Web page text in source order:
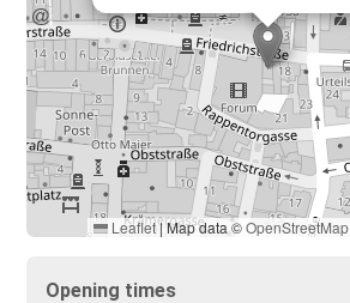
Leaflet|Map data ©OpenStreetMap
Opening times